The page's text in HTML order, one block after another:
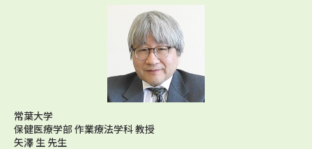
個人情報取扱規定
テレメール進学カタログ
訂正のご案内
常葉大学
保健医療学部 作業療法学科 教授
矢澤 生 先生